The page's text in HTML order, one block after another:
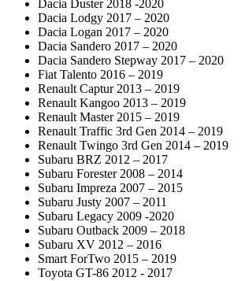
Dacia Duster 2018 -2020
Dacia Lodgy 2017 – 2020
Dacia Logan 2017 – 2020
Dacia Sandero 2017 – 2020
Dacia Sandero Stepway 2017 – 2020
Fiat Talento 2016 – 2019
Renault Captur 2013 – 2019
Renault Kangoo 2013 – 2019
Renault Master 2015 – 2019
Renault Traffic 3rd Gen 2014 – 2019
Renault Twingo 3rd Gen 2014 – 2019
Subaru BRZ 2012 – 2017
Subaru Forester 2008 – 2014
Subaru Impreza 2007 – 2015
Subaru Justy 2007 – 2011
Subaru Legacy 2009 -2020
Subaru Outback 2009 – 2018
Subaru XV 2012 – 2016
Smart ForTwo 2015 – 2019
Toyota GT-86 2012 - 2017